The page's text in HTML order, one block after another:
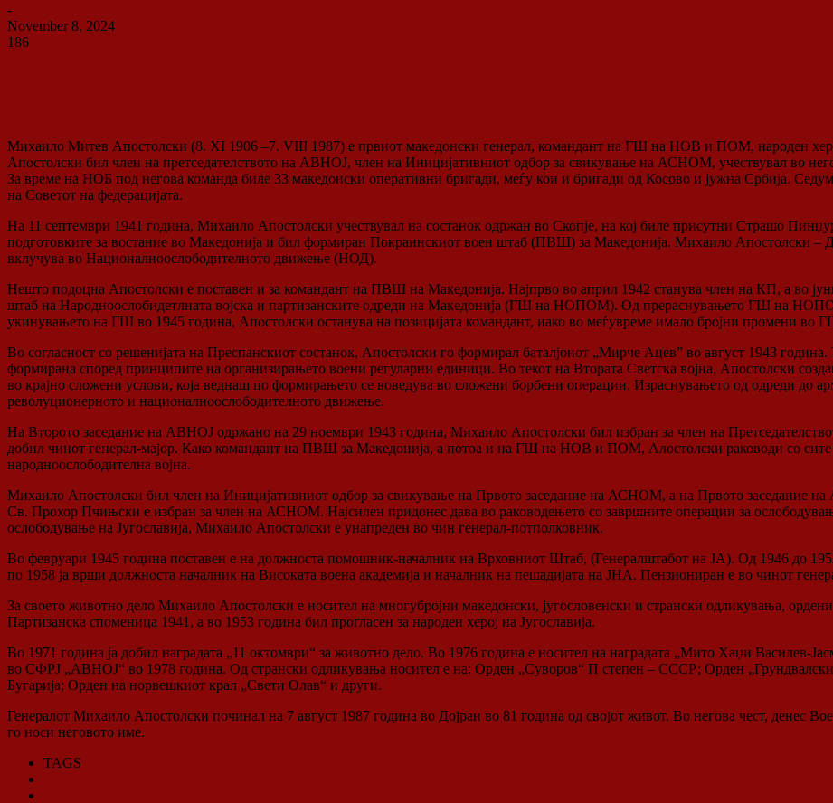
-
November 8, 2024
186
Михаило Митев Апостолски (8. XI 1906 –7. VIII 1987) е првиот македонски генерал, командант на ГШ на НОВ и ПОМ, народен
Апостолски бил член на претседателството на АВНОЈ, член на Иницијативниот одбор за свикување на АСНОМ, учествувал во
За време на НОБ под негова команда биле 33 македонски оперативни бригади, меѓу кои и бригади од Косово и јужна Србија.
на Советот на федерацијата.
На 11 септември 1941 година, Михаило Апостолски учествувал на состанок одржан во Скопје, на кој биле присутни Страшо
подготовките за востание во Македонија и бил формиран Покраинскиот воен штаб (ПВШ) за Македонија. Михаило Апостолски –
вклучува во Националноослободителното движење (НОД).
Нешто подоцна Апостолски е поставен и за командант на ПВШ на Македонија. Најпрво во април 1942 станува член на КП, а во
штаб на Народноослобидетлната војска и партизанските одреди на Македонија (ГШ на НОПОМ). Од прераснувањето ГШ на
укинувањето на ГШ во 1945 година, Апостолски останува на позицијата командант, иако во меѓувреме имало бројни промени во
Во согласност со решенијата на Преспанскиот состанок, Апостолски го формирал баталјонот „Мирче Ацев” во август 1943
формирана според принципите на организирањето воени регуларни единици. Во текот на Втората Светска војна, Апостолски
во крајно сложени услови, која веднаш по формирањето се воведува во сложени борбени операции. Израснувањето од одреди до
револуционерното и националноослободителното движење.
На Второто заседание на АВНОЈ одржано на 29 ноември 1943 година, Михаило Апостолски бил избран за член на
добил чинот генерал-мајор. Како командант на ПВШ за Македонија, а потоа и на ГШ на НОВ и ПОМ, Алостолски раководи со сите
народноослободителна војна.
Михаило Апостолски бил член на Иницијативниот одбор за свикување на Првото заседание на АСНОМ, а на Првото заседание
Св. Прохор Пчињски е избран за член на АСНОМ. Најсилен придонес дава во раководењето со завршните операции за
ослободување на Југославија, Михаило Апостолски е унапреден во чин генерал-потполковник.
Во февруари 1945 година поставен е на должноста помошник-началник на Врховниот Штаб, (Генералштабот на ЈА). Од 1946 до
по 1958 ја врши должноста началник на Високата воена академија и началник на пешадијата на ЈНА. Пензиониран е во чинот
За своето животно дело Михаило Апостолски е носител на многубројни македонски, југословенски и странски одликувања,
Партизанска споменица 1941, а во 1953 година бил прогласен за народен херој на Југославија.
Во 1971 година ја добил наградата „11 октомври“ за животно дело. Во 1976 година е носител на наградата „Мито Хаџи Василев-
во СФРЈ „АВНОЈ“ во 1978 година. Од странски одликувања носител е на: Орден „Суворов“ П степен – СССР; Орден
Бугарија; Орден на норвешкиот крал „Свети Олав“ и други.
Генералот Михаило Апостолски починал на 7 август 1987 година во Дојран во 81 година од својот живот. Во негова чест, денес
го носи неговото име.
TAGS